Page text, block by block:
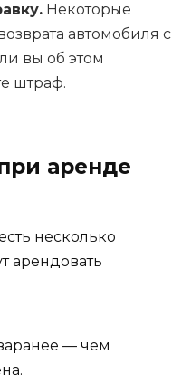
Некоторые
автомобиля с
вы об этом
штраф.
аренде
несколько
арендовать
— чем